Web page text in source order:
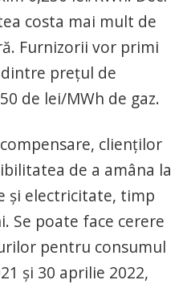
costa mai mult de
Furnizorii vor primi
prețul de
de lei/MWh de gaz.
clienților
de a amâna la
și electricitate, timp
Se poate face cerere
pentru consumul
și 30 aprilie 2022,